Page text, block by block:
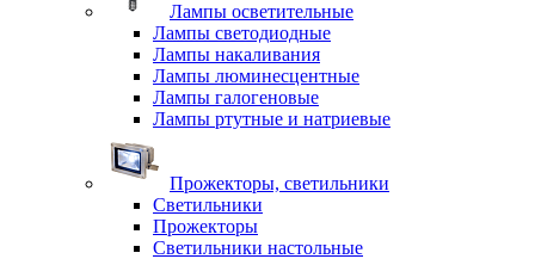
Лампы осветительные
Лампы светодиодные
Лампы накаливания
Лампы люминесцентные
Лампы галогеновые
Лампы ртутные и натриевые
Прожекторы, светильники
Светильники
Прожекторы
Светильники настольные